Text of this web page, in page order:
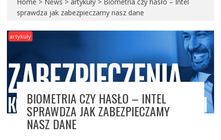
sprawdza jak zabezpieczamy nasz dane
artykuły
BIOMETRIA CZY HASŁO – INTEL
SPRAWDZA JAK ZABEZPIECZAMY
NASZ DANE